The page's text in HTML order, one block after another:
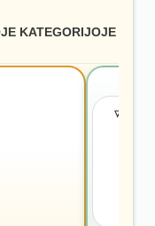
KATEGORIJOJE